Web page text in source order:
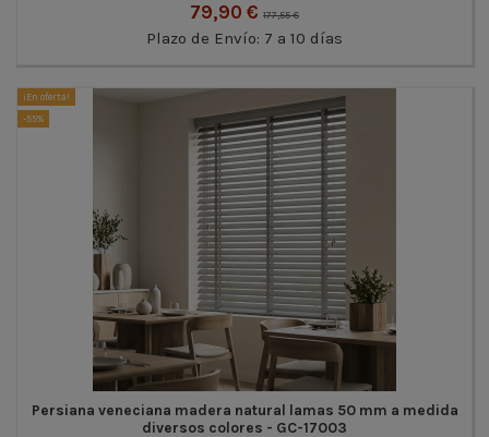
79,90 € 177,55 €
Plazo de Envío: 7 a 10 días
¡En oferta!
-55%
Persiana veneciana madera natural lamas 50 mm a medida
diversos colores - GC-17003